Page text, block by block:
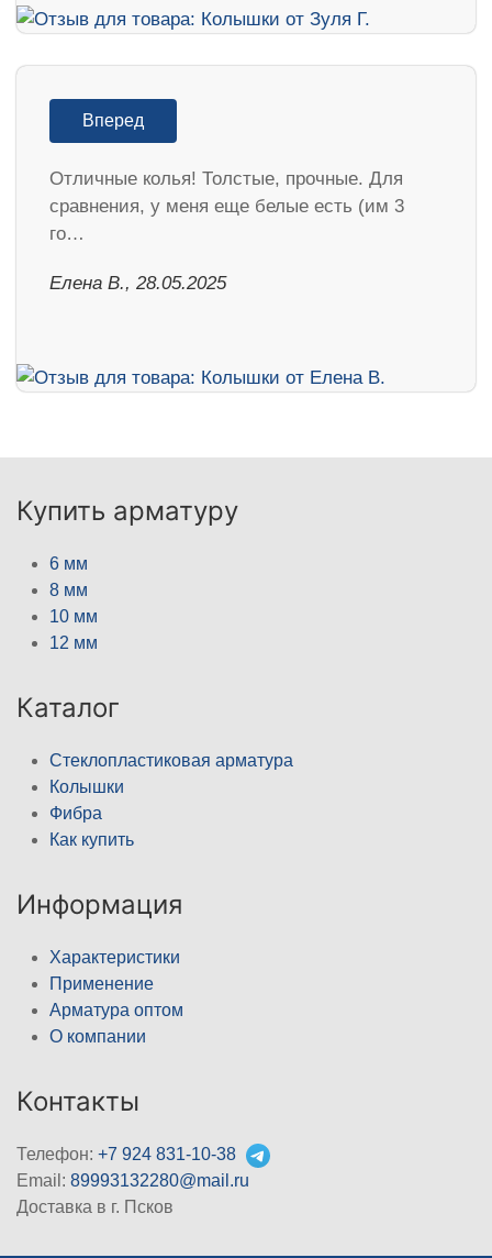
Вперед
Отличные колья! Толстые, прочные. Для
сравнения, у меня еще белые есть (им 3
го…
Елена В., 28.05.2025
Купить арматуру
6 мм
8 мм
10 мм
12 мм
Каталог
Стеклопластиковая арматура
Колышки
Фибра
Как купить
Информация
Характеристики
Применение
Арматура оптом
О компании
Контакты
Телефон: +7 924 831-10-38
Email: 89993132280@mail.ru
Доставка в г. Псков